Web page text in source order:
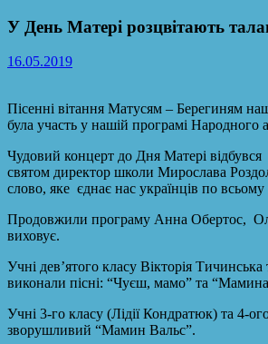
У День Матері розцвітають
16.05.2019
Пісенні вітання Матусям – Берегиням
була участь у нашій програмі Народного
Чудовий концерт до Дня Матері відбувся
святом директор школи Мирослава
слово, яке єднає нас українців по всьому
Продовжили програму Aнна Обертос,
виховує.
Учні дев’ятого класу Вікторія
виконали пісні: “Чуєш, мамо” та
Учні 3-го класу (Лідії Кондратюк) та 4-
зворушливий “Мамин Вальс”.